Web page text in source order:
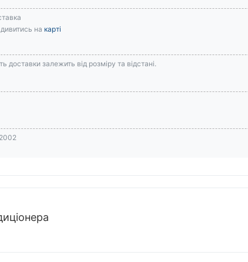
на карті
доставки залежить від розміру та відстані.